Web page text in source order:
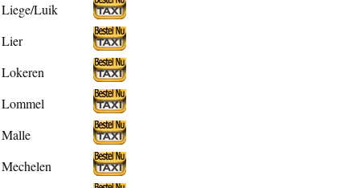
Liege/Luik
Lier
Lokeren
Lommel
Malle
Mechelen